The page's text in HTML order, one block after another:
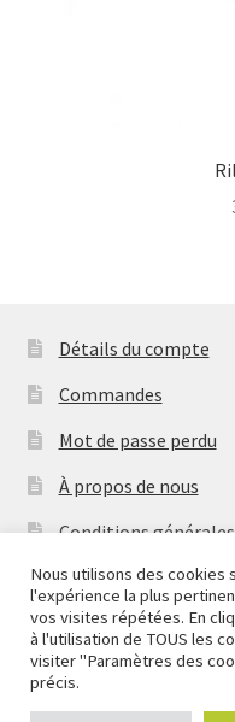
Nous fermons pour
jusqu'au 14 aout au soir.
Ignorer
Détails du compte
Commandes
Mot de passe perdu
À propos de nous
Conditions
Mentions Légales &
Contactez-nous
Copyright2026
Nous utilisons des cookies
l'expérience la plus
vos visites répétées. En
à l'utilisation de TOUS les
visiter "Paramètres des
précis.